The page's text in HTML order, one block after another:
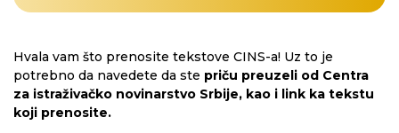
Hvala vam što prenosite tekstove CINS-a! Uz to je
potrebno da navedete da ste priču preuzeli od Centra
za istraživačko novinarstvo Srbije, kao i link ka tekstu
koji prenosite.